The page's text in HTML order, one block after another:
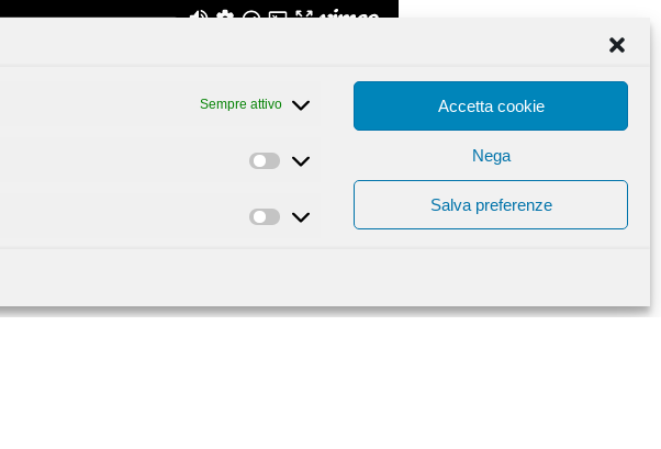
Sempre attivo
Statistiche
Marketing
Accetta cookie
Nega
Salva preferenze